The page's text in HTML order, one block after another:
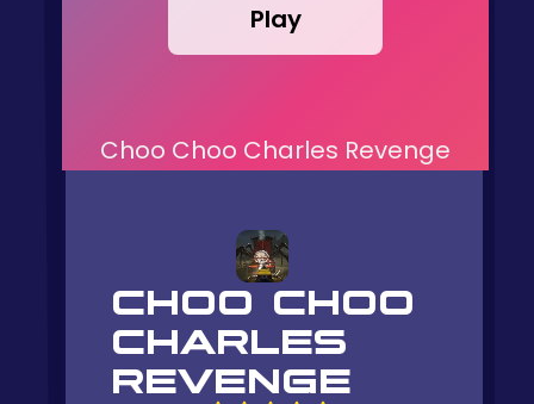
Play
Choo Choo Charles Revenge
CHOO CHOO
CHARLES
REVENGE